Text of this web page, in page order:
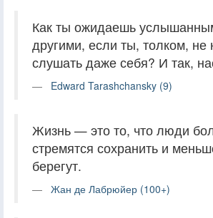
Как ты ожидаешь
другими, если ты, толком, не
слушать даже себя? И так,
Edward Tarashchansky (9)
Жизнь — это то, что люди
стремятся сохранить и
берегут.
Жан де Лабрюйер (100+)